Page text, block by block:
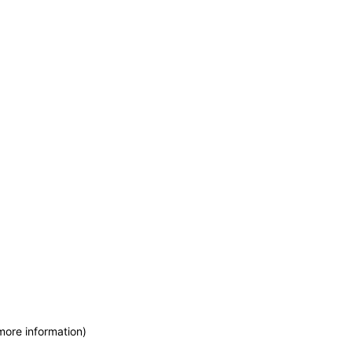
information)